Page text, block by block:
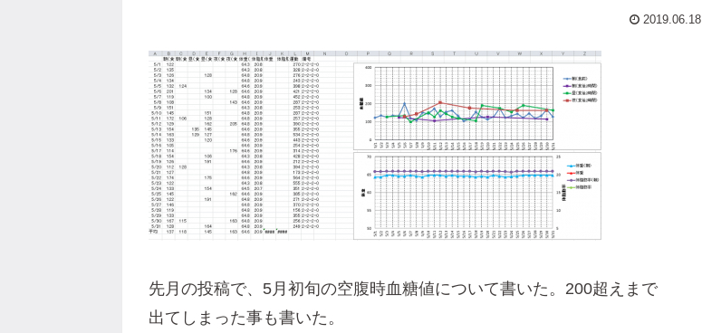
2019.06.18
先月の投稿で、5月初旬の空腹時血糖値について書いた。200超えまで
出てしまった事も書いた。